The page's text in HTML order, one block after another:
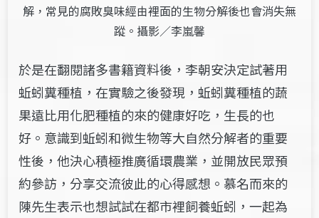
解，常見的腐敗臭味經由裡面的生物分解後也會消失無
蹤。攝影／李嵐馨
於是在翻閱諸多書籍資料後，李朝安決定試著用
蚯蚓糞種植，在實驗之後發現，蚯蚓糞種植的蔬
果遠比用化肥種植的來的健康好吃，生長的也
好。意識到蚯蚓和微生物等大自然分解者的重要
性後，他決心積極推廣循環農業，並開放民眾預
約參訪，分享交流彼此的心得感想。慕名而來的
陳先生表示也想試試在都市裡飼養蚯蚓，一起為